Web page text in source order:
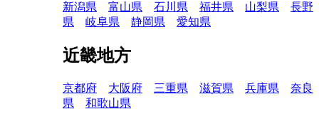
新潟県 富山県 石川県 福井県 山梨県
長野
県
岐阜県 静岡県 愛知県
近畿地方
京都府 大阪府 三重県 滋賀県 兵庫県
奈良
県
和歌山県